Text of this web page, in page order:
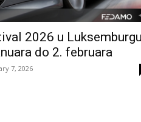
2026 u
do 2. februara
7, 2026